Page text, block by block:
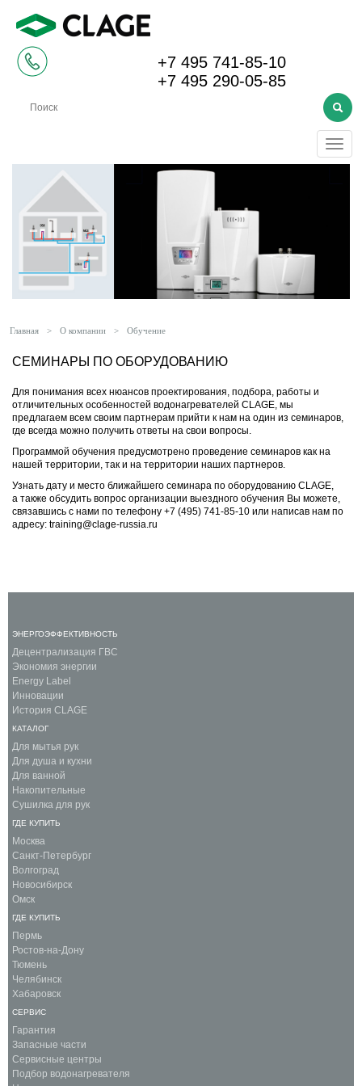
+7 495 741-85-10
+7 495 290-05-85
Меню
Главная > О компании > Обучение
СЕМИНАРЫ ПО ОБОРУДОВАНИЮ
Для понимания всех нюансов проектирования, подбора, работы и
отличительных особенностей водонагревателей CLAGE, мы
предлагаем всем своим партнерам прийти к нам на один из семинаров,
где всегда можно получить ответы на свои вопросы.
Программой обучения предусмотрено проведение семинаров как на
нашей территории, так и на территории наших партнеров.
Узнать дату и место ближайшего семинара по оборудованию CLAGE,
а также обсудить вопрос организации выездного обучения Вы можете,
связавшись с нами по телефону +7 (495) 741-85-10 или написав нам по
адресу: training@clage-russia.ru
ЭНЕРГОЭФФЕКТИВНОСТЬ
Децентрализация ГВС
Экономия энергии
Energy Label
Инновации
История CLAGE
КАТАЛОГ
Для мытья рук
Для душа и кухни
Для ванной
Накопительные
Сушилка для рук
ГДЕ КУПИТЬ
Москва
Санкт-Петербург
Волгоград
Новосибирск
Омск
ГДЕ КУПИТЬ
Пермь
Ростов-на-Дону
Тюмень
Челябинск
Хабаровск
СЕРВИС
Гарантия
Запасные части
Сервисные центры
Подбор водонагревателя